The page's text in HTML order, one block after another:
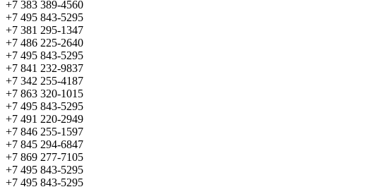
+7 383 389-4560
+7 495 843-5295
+7 381 295-1347
+7 486 225-2640
+7 495 843-5295
+7 841 232-9837
+7 342 255-4187
+7 863 320-1015
+7 495 843-5295
+7 491 220-2949
+7 846 255-1597
+7 845 294-6847
+7 869 277-7105
+7 495 843-5295
+7 495 843-5295